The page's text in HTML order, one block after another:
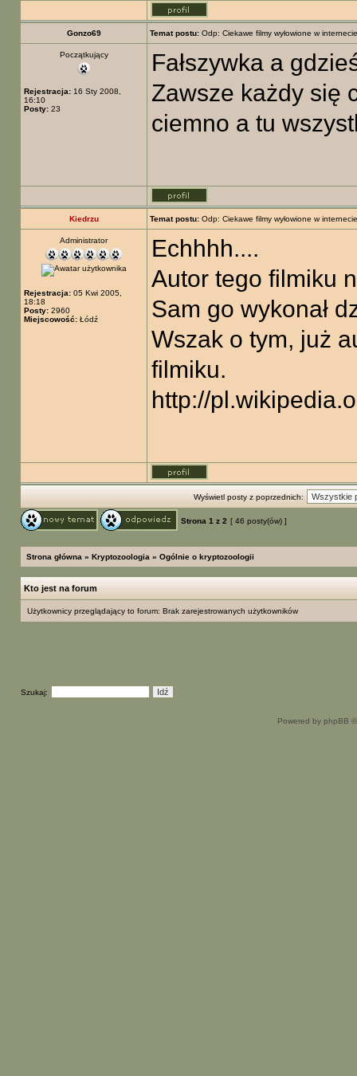
Gonzo69 Temat postu: Odp: Ciekawe filmy wyłowione w internecie
Początkujący
Rejestracja: 16 Sty 2008,
16:10
Posty: 23
Fałszywka a
Zawsze każdy się
ciemno a tu
Kiedrzu Temat postu: Odp: Ciekawe filmy wyłowione w internecie
Administrator
Rejestracja: 05 Kwi 2005,
18:18
Posty: 2960
Miejscowość: Łódź
Echhhh....
Autor tego filmiku
Sam go wykonał
Wszak o tym, już
filmiku.
http://
Wyświetl posty z poprzednich:
Strona 1 z 2 [ 46 posty(ów) ]
Strona główna » Kryptozoologia » Ogólnie o kryptozoologii
Kto jest na forum
Użytkownicy przeglądający to forum: Brak zarejestrowanych użytkowników
Szukaj:
Powered by phpBB